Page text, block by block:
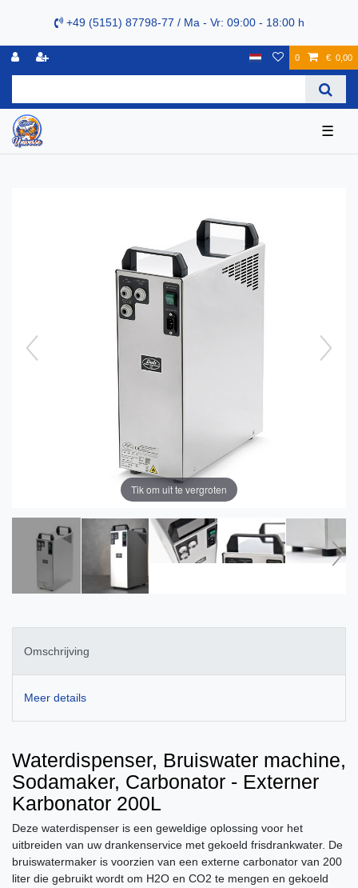
+49 (5151) 87798-77 / Ma - Vr: 09:00 - 18:00 h
0 € 0,00
☰
Tik om uit te vergroten
Omschrijving
Meer details
Waterdispenser, Bruiswater machine,
Sodamaker, Carbonator - Externer
Karbonator 200L
Deze waterdispenser is een geweldige oplossing voor het
uitbreiden van uw drankenservice met gekoeld frisdrankwater. De
bruiswatermaker is voorzien van een externe carbonator van 200
liter die gebruikt wordt om H2O en CO2 te mengen en gekoeld